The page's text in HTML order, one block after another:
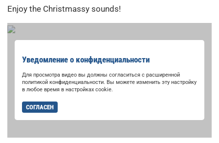
Enjoy the Christmassy sounds!
Уведомление о конфиденциальности
Для просмотра видео вы должны согласиться с расширенной
политикой конфиденциальности. Вы можете изменить эту настройку
в любое время в настройках cookie.
СОГЛАСЕН